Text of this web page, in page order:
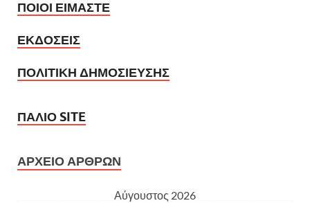
ΠΟΙΟΙ ΕΙΜΑΣΤΕ
ΕΚΔΟΣΕΙΣ
ΠΟΛΙΤΙΚΗ ΔΗΜΟΣΙΕΥΣΗΣ
ΠΑΛΙΟ SITE
ΑΡΧΕΙΟ ΑΡΘΡΩΝ
Αύγουστος 2026